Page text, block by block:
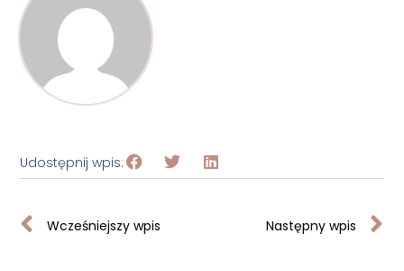
Udostępnij wpis:
Wcześniejszy wpis Następny wpis